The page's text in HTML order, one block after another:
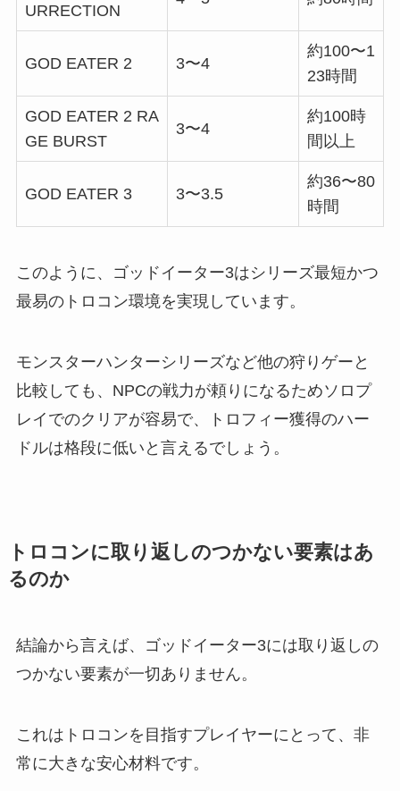
URRECTION
GOD EATER 2 3〜4
約100〜1
23時間
GOD EATER 2 RA
GE BURST
3〜4
約100時
間以上
GOD EATER 3 3〜3.5
約36〜80
時間
このように、ゴッドイーター3はシリーズ最短かつ
最易のトロコン環境を実現しています。
モンスターハンターシリーズなど他の狩りゲーと
比較しても、NPCの戦力が頼りになるためソロプ
レイでのクリアが容易で、トロフィー獲得のハー
ドルは格段に低いと言えるでしょう。
トロコンに取り返しのつかない要素はあ
るのか
結論から言えば、ゴッドイーター3には取り返しの
つかない要素が一切ありません。
これはトロコンを目指すプレイヤーにとって、非
常に大きな安心材料です。